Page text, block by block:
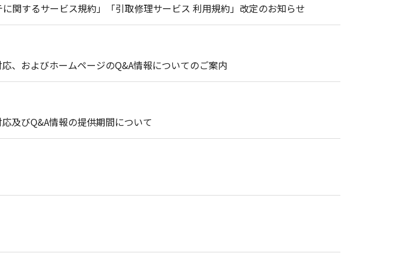
関するサービス規約」「引取修理サービス 利用規約」改定のお知らせ
、およびホームページのQ&A情報についてのご案内
及びQ&A情報の提供期間について